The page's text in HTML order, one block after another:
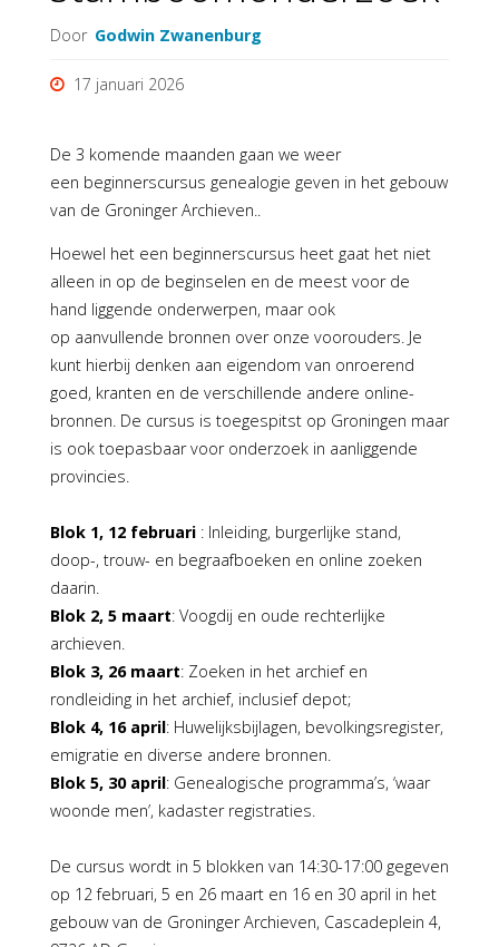
Door Godwin Zwanenburg
17 januari 2026
De 3 komende maanden gaan we weer
een beginnerscursus genealogie geven in het gebouw
van de Groninger Archieven..
Hoewel het een beginnerscursus heet gaat het niet
alleen in op de beginselen en de meest voor de
hand liggende onderwerpen, maar ook
op aanvullende bronnen over onze voorouders. Je
kunt hierbij denken aan eigendom van onroerend
goed, kranten en de verschillende andere online-
bronnen. De cursus is toegespitst op Groningen maar
is ook toepasbaar voor onderzoek in aanliggende
provincies.
Blok 1, 12 februari: Inleiding, burgerlijke stand,
doop-, trouw- en begraafboeken en online zoeken
daarin.
Blok 2, 5 maart: Voogdij en oude rechterlijke
archieven.
Blok 3, 26 maart: Zoeken in het archief en
rondleiding in het archief, inclusief depot;
Blok 4, 16 april: Huwelijksbijlagen, bevolkingsregister,
emigratie en diverse andere bronnen.
Blok 5, 30 april: Genealogische programma’s, ‘waar
woonde men’, kadaster registraties.
De cursus wordt in 5 blokken van 14:30-17:00 gegeven
op 12 februari, 5 en 26 maart en 16 en 30 april in het
gebouw van de Groninger Archieven, Cascadeplein 4,